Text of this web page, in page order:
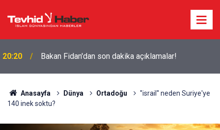
20:20 Bakan Fidan'dan son dakika açıklamalar!
Anasayfa Dünya Ortadoğu
''israil'' neden Suriye'ye
140 inek soktu?